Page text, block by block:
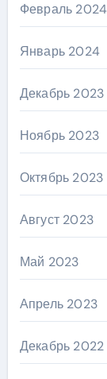
Февраль 2024
Январь 2024
Декабрь 2023
Ноябрь 2023
Октябрь 2023
Август 2023
Май 2023
Апрель 2023
Декабрь 2022